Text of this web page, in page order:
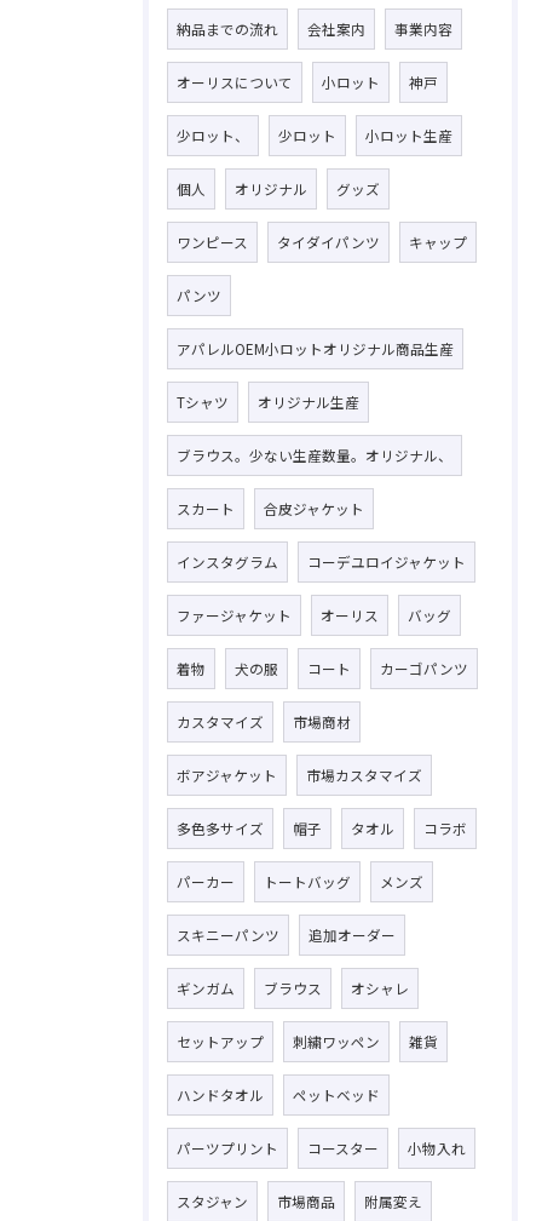
納品までの流れ 会社案内 事業内容
オーリスについて 小ロット 神戸
少ロット、 少ロット 小ロット生産
個人 オリジナル グッズ
ワンピース タイダイパンツ キャップ
パンツ
アパレルOEM小ロットオリジナル商品生産
Tシャツ オリジナル生産
ブラウス。少ない生産数量。オリジナル、
スカート 合皮ジャケット
インスタグラム コーデユロイジャケット
ファージャケット オーリス バッグ
着物 犬の服 コート カーゴパンツ
カスタマイズ 市場商材
ボアジャケット 市場カスタマイズ
多色多サイズ 帽子 タオル コラボ
パーカー トートバッグ メンズ
スキニーパンツ 追加オーダー
ギンガム ブラウス オシャレ
セットアップ 刺繍ワッペン 雑貨
ハンドタオル ペットベッド
パーツプリント コースター 小物入れ
スタジャン 市場商品 附属変え